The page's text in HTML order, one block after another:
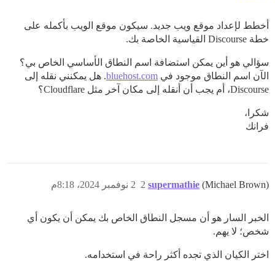
أخطط لإعداد موقع ويب جديد. سيكون موقع الويب بأكمله على
خطة Discourse القياسية الخاصة بك.
سؤالي هو أين يمكن استضافة اسم النطاق الأساسي الخاص بي؟
الآن اسم النطاق موجود في bluehost.com. هل يمكنني نقله إلى
Discourse، أم يجب أن أنقله إلى مكان آخر مثل Cloudflare؟
شكرا،
فرانك
supermathie (Michael Brown) 2 نوفمبر 2024، 8:18م 2
الخبر السار هو أن مسجل النطاق الخاص بك يمكن أن يكون أي
شخص؛ لا يهم.
اختر الكيان الذي تجده أكثر راحة في استخدامه.